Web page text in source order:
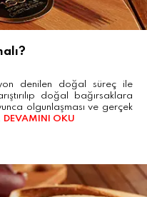
denilen doğal süreç ile
doğal bağırsaklara
olgunlaşması ve gerçek
DEVAMINI OKU